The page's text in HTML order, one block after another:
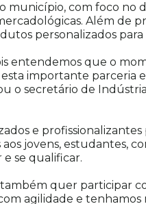
município, com foco no
Além de
personalizados para
entendemos que o
importante parceria
o secretário de
e
jovens, estudantes,
e se qualificar.
quer participar
agilidade e